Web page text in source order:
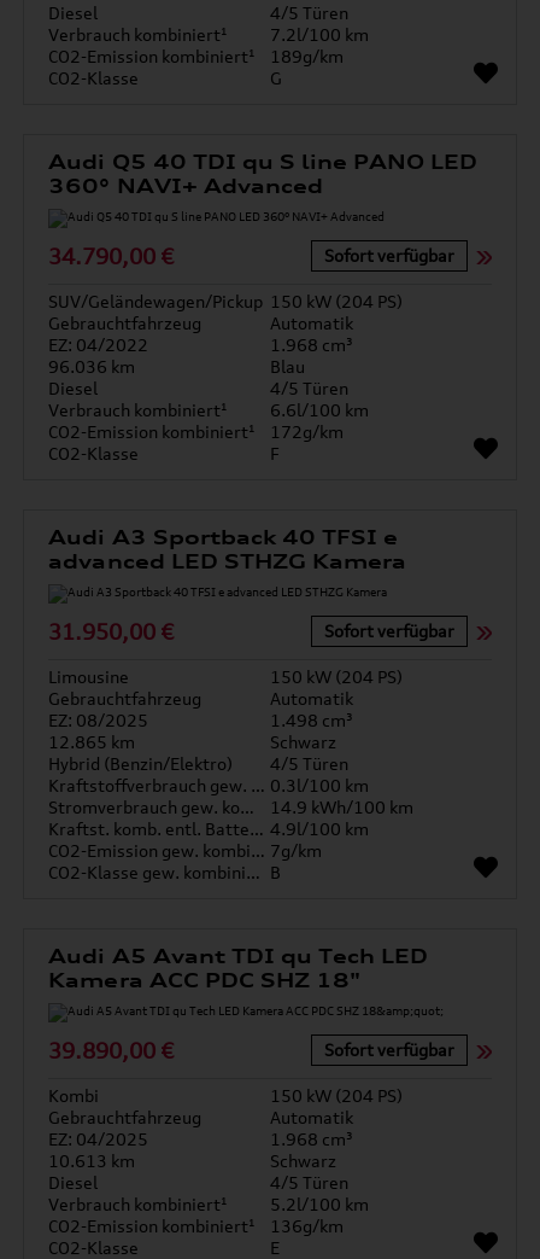
Diesel
4/5 Türen
Verbrauch kombiniert¹
7.2l/100 km
CO2-Emission kombiniert¹
189g/km
CO2-Klasse
G
Audi Q5 40 TDI qu S line PANO LED
360° NAVI+ Advanced
34.790,00 € Sofort verfügbar
SUV/Geländewagen/Pickup 150 kW (204 PS)
Gebrauchtfahrzeug
Automatik
EZ: 04/2022
1.968 cm³
96.036 km
Blau
Diesel
4/5 Türen
Verbrauch kombiniert¹
6.6l/100 km
CO2-Emission kombiniert¹
172g/km
CO2-Klasse
F
Audi A3 Sportback 40 TFSI e
advanced LED STHZG Kamera
31.950,00 € Sofort verfügbar
Limousine
150 kW (204 PS)
Gebrauchtfahrzeug
Automatik
EZ: 08/2025
1.498 cm³
12.865 km
Schwarz
Hybrid (Benzin/Elektro)
4/5 Türen
Kraftstoffverbrauch gew. kombiniert 0.3l/100 km
Stromverbrauch gew. kombiniert
14.9 kWh/100 km
Kraftst. komb. entl. Batterie 4.9l/100 km
CO2-Emission gew. kombiniert 7g/km
CO2-Klasse gew. kombiniert B
Audi A5 Avant TDI qu Tech LED
Kamera ACC PDC SHZ 18"
39.890,00 € Sofort verfügbar
Kombi
150 kW (204 PS)
Gebrauchtfahrzeug
Automatik
EZ: 04/2025
1.968 cm³
10.613 km
Schwarz
Diesel
4/5 Türen
Verbrauch kombiniert¹
5.2l/100 km
CO2-Emission kombiniert¹
136g/km
CO2-Klasse
E